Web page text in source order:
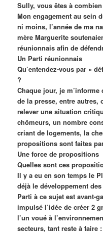
Sully, vous êtes à
Mon engagement au sein
ni moins, l’année de ma
mère Marguerite
réunionnais afin de
Un Parti réunionnais
Qu’entendez-vous par «
?
Chaque jour, je
de la presse, entre autres,
relever une situation
chômeurs, un nombre
criant de logements, la
propositions sont faites
Une force de propositions
Quelles sont ces
Il y a eu en son temps le
déjà le développement
Parti à ce sujet est avant-
impulsé l’idée de créer 2
l’un voué à
secteurs, tant reste à faire